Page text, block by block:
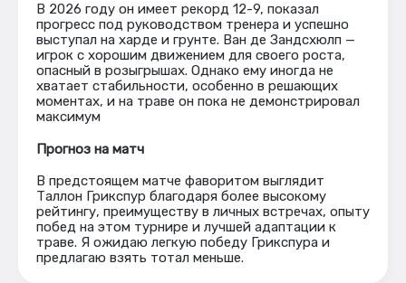
В 2026 году он имеет рекорд 12-9, показал
прогресс под руководством тренера и успешно
выступал на харде и грунте. Ван де Зандсхюлп —
игрок с хорошим движением для своего роста,
опасный в розыгрышах. Однако ему иногда не
хватает стабильности, особенно в решающих
моментах, и на траве он пока не демонстрировал
максимум
Прогноз на матч
В предстоящем матче фаворитом выглядит
Таллон Грикспур благодаря более высокому
рейтингу, преимуществу в личных встречах, опыту
побед на этом турнире и лучшей адаптации к
траве. Я ожидаю легкую победу Грикспура и
предлагаю взять тотал меньше.